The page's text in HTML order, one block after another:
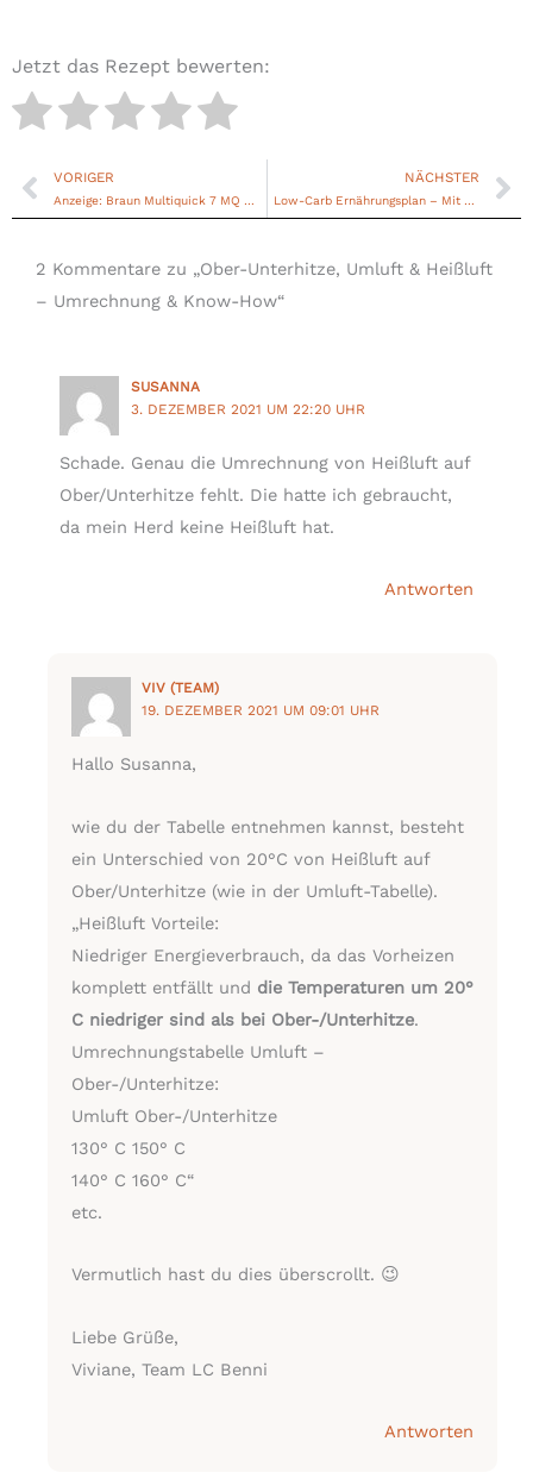
Jetzt das Rezept bewerten:
Zurück
VORIGER
Anzeige: Braun Multiquick 7 MQ 785 – der Alleskönner in der Küche
NÄCHSTER
Low-Carb Ernährungsplan – Mit Leichtigkeit zur Traumfigur
2 Kommentare zu „Ober-Unterhitze, Umluft & Heißluft
– Umrechnung & Know-How“
SUSANNA
3. DEZEMBER 2021 UM 22:20 UHR
Schade. Genau die Umrechnung von Heißluft auf
Ober/Unterhitze fehlt. Die hatte ich gebraucht,
da mein Herd keine Heißluft hat.
Antworten
VIV (TEAM)
19. DEZEMBER 2021 UM 09:01 UHR
Hallo Susanna,
wie du der Tabelle entnehmen kannst, besteht
ein Unterschied von 20°C von Heißluft auf
Ober/Unterhitze (wie in der Umluft-Tabelle).
„Heißluft Vorteile:
Niedriger Energieverbrauch, da das Vorheizen
komplett entfällt und die Temperaturen um 20°
C niedriger sind als bei Ober-/Unterhitze.
Umrechnungstabelle Umluft –
Ober-/Unterhitze:
Umluft Ober-/Unterhitze
130° C 150° C
140° C 160° C“
etc.
Vermutlich hast du dies überscrollt. 😉
Liebe Grüße,
Viviane, Team LC Benni
Antworten